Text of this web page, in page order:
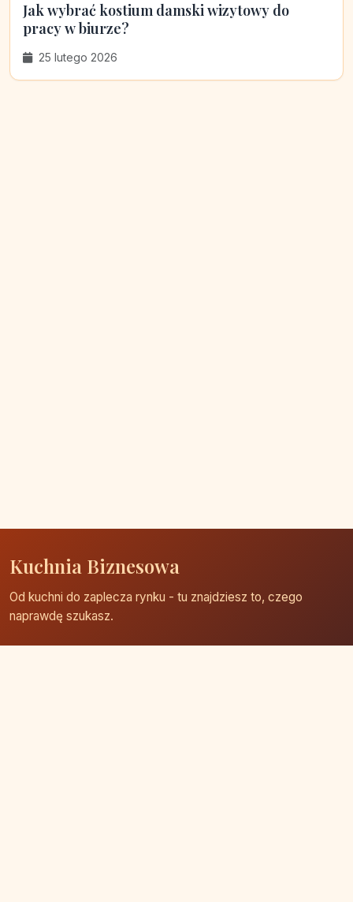
Jak wybrać kostium damski wizytowy do
pracy w biurze?
25 lutego 2026
Kuchnia Biznesowa
Od kuchni do zaplecza rynku - tu znajdziesz to, czego
naprawdę szukasz.